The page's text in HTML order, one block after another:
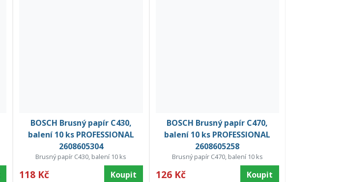
BOSCH Brusný papír C430,
balení 10 ks PROFESSIONAL
2608605304
Brusný papír C430, balení 10 ks
118 Kč Koupit
BOSCH Brusný papír C470,
balení 10 ks PROFESSIONAL
2608605258
Brusný papír C470, balení 10 ks
126 Kč Koupit